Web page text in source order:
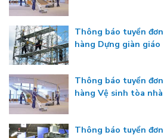
Thông báo tuyển đơn
hàng Dựng giàn giáo
Thông báo tuyển đơn
hàng Vệ sinh tòa nhà
Thông báo tuyển đơn